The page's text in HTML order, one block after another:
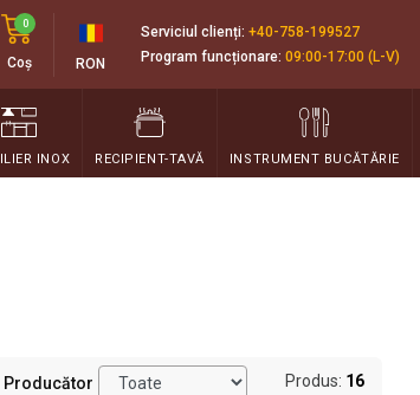
Coș
0
RON
Serviciul clienți: +40-758-199527
Program funcționare: 09:00-17:00 (L-V)
INOX RECIPIENT-TAVĂ INSTRUMENT BUCĂTĂRIE
Producător Produs: 16